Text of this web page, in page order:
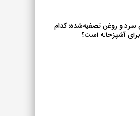
و روغن تصفیه‌شده؛ کدام
آشپزخانه است؟